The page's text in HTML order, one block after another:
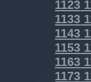
1123
1133
1143
1153
1163
1173